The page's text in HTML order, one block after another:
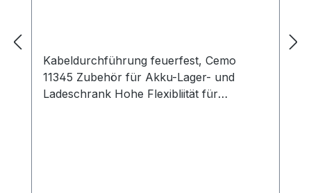
Kabeldurchführung feuerfest, Cemo
11345 Zubehör für Akku-Lager- und
Ladeschrank Hohe Flexibliität für